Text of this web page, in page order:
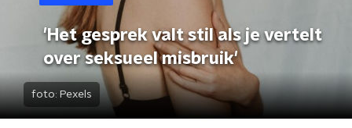
'Het gesprek valt stil als je vertelt
over seksueel misbruik'
foto: Pexels